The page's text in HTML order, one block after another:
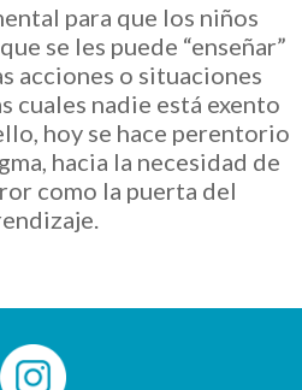
para que los niños
se les puede “enseñar”
acciones o situaciones
cuales nadie está exento
hoy se hace perentorio
hacia la necesidad de
como la puerta del